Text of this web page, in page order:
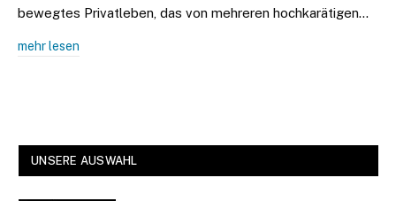
bewegtes Privatleben, das von mehreren hochkarätigen…
mehr lesen
UNSERE AUSWAHL